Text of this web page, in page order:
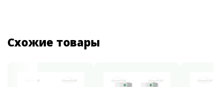
Схожие товары